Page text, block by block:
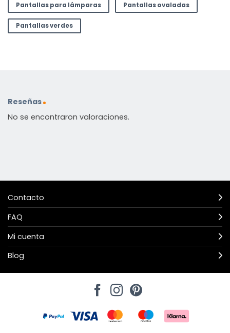
Pantallas para lámparas Pantallas ovaladas
Pantallas verdes
Reseñas
No se encontraron valoraciones.
Contacto
FAQ
Mi cuenta
Blog